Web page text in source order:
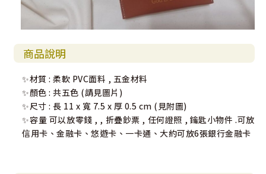
商品說明
✨材質 : 柔軟 PVC面料 , 五金材料
✨顏色 : 共五色 (請見圖片)
✨尺寸 : 長 11 x 寬 7.5 x 厚 0.5 cm (見附圖)
✨容量 可以放零錢 , , 折疊鈔票 , 任何證照 , 鑰匙小物件 .可放
信用卡、金融卡、悠遊卡、一卡通、大約可放6張銀行金融卡